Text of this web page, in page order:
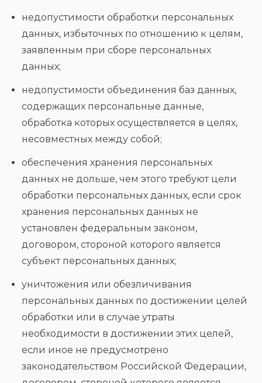
недопустимости обработки персональных
данных, избыточных по отношению к целям,
заявленным при сборе персональных
данных;
недопустимости объединения баз данных,
содержащих персональные данные,
обработка которых осуществляется в целях,
несовместных между собой;
обеспечения хранения персональных
данных не дольше, чем этого требуют цели
обработки персональных данных, если срок
хранения персональных данных не
установлен федеральным законом,
договором, стороной которого является
субъект персональных данных;
уничтожения или обезличивания
персональных данных по достижении целей
обработки или в случае утраты
необходимости в достижении этих целей,
если иное не предусмотрено
законодательством Российской Федерации,